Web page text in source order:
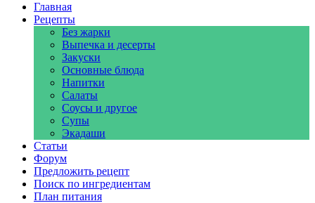
Главная
Рецепты
Без жарки
Выпечка и десерты
Закуски
Основные блюда
Напитки
Салаты
Соусы и другое
Супы
Экадаши
Статьи
Форум
Предложить рецепт
Поиск по ингредиентам
План питания